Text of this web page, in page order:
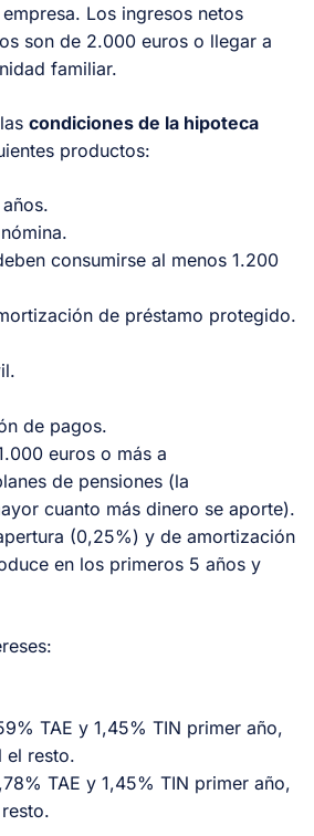
Los ingresos netos
son de 2.000 euros o llegar a
familiar.
condiciones de la hipoteca
productos:
consumirse al menos 1.200
de préstamo protegido.
de pagos.
euros o más a
de pensiones (la
cuanto más dinero se aporte).
(0,25%) y de amortización
en los primeros 5 años y
TAE y 1,45% TIN primer año,
el resto.
TAE y 1,45% TIN primer año,